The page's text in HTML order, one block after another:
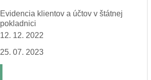
Evidencia klientov a účtov v štátnej
pokladnici
12. 12. 2022
25. 07. 2023